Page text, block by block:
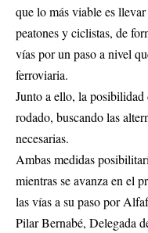
que lo más viable es
peatones y ciclistas, de
vías por un paso a nivel
ferroviaria.
Junto a ello, la
rodado, buscando las
necesarias.
Ambas medidas
mientras se avanza en el
las vías a su paso por
Pilar Bernabé, Delegada